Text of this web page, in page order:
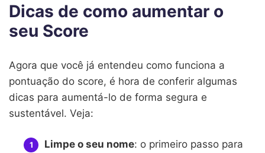
Dicas de como aumentar o
seu Score
Agora que você já entendeu como funciona a
pontuação do score, é hora de conferir algumas
dicas para aumentá-lo de forma segura e
sustentável. Veja:
Limpe o seu nome: o primeiro passo para